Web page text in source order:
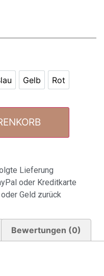
Gelb Rot
Lieferung
oder Kreditkarte
Geld zurück
Bewertungen (0)